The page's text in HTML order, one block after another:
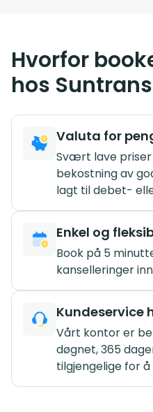
Hvorfor
hos
Valuta for
Svært lave
bekostning av
lagt til debet-
Enkel og
Book på 5
kanselleringer
Kundeservice
Vårt kontor er
døgnet, 365
tilgjengelige for å